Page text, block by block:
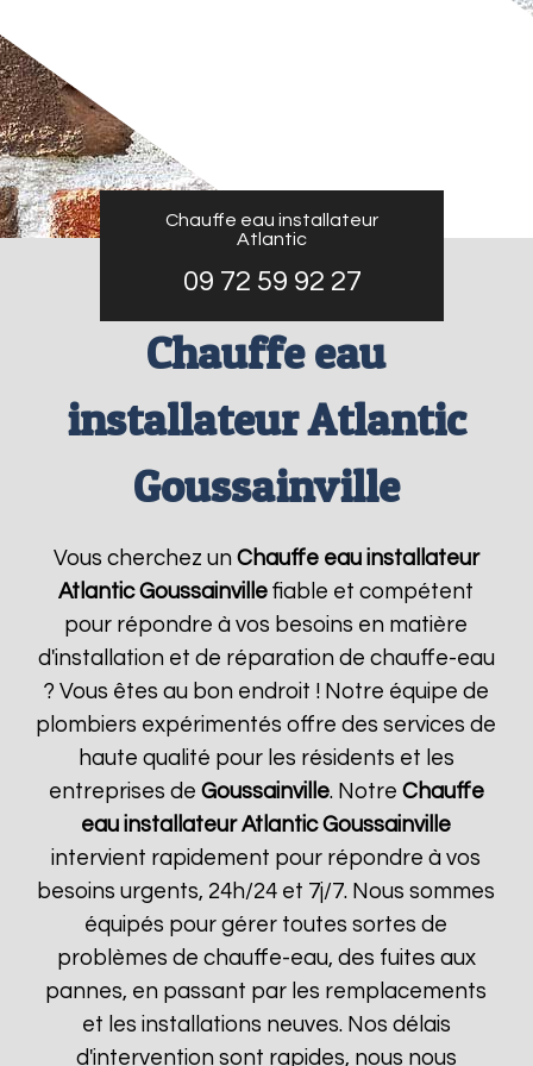
Chauffe eau installateur
Atlantic
09 72 59 92 27
Chauffe eau
installateur Atlantic
Goussainville
Vous cherchez un Chauffe eau installateur
Atlantic Goussainville fiable et compétent
pour répondre à vos besoins en matière
d'installation et de réparation de chauffe-eau
? Vous êtes au bon endroit ! Notre équipe de
plombiers expérimentés offre des services de
haute qualité pour les résidents et les
entreprises de Goussainville. Notre Chauffe
eau installateur Atlantic Goussainville
intervient rapidement pour répondre à vos
besoins urgents, 24h/24 et 7j/7. Nous sommes
équipés pour gérer toutes sortes de
problèmes de chauffe-eau, des fuites aux
pannes, en passant par les remplacements
et les installations neuves. Nos délais
d'intervention sont rapides, nous nous